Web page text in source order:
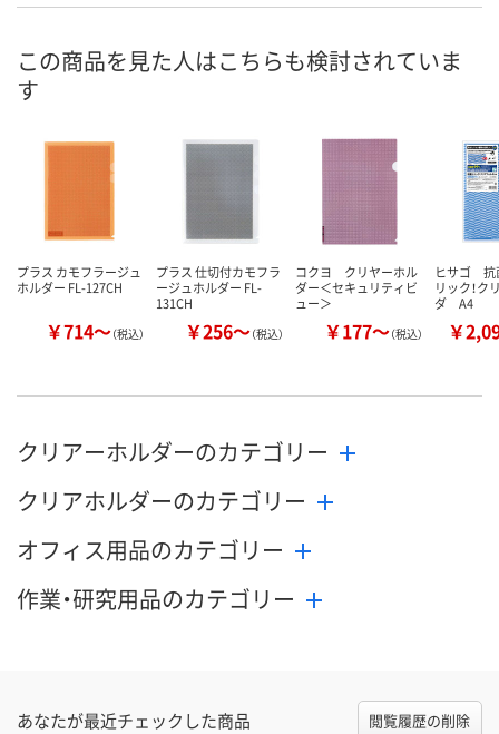
8月25日（火）まで
カゴへ カ
この商品を見た人はこちらも検討されていま
す
プラス カモフラージュ
ホルダー FL-127CH
￥714～（税込）
プラス 仕切付カモフラ
ージュホルダー FL-
131CH
￥256～（税込）
コクヨ クリヤーホル
ダー＜セキュリティビ
ュー＞
￥177～（税込）
ヒサゴ
リック！ク
ダ A4
￥
クリアーホルダーのカテゴリー
クリアホルダーのカテゴリー
オフィス用品のカテゴリー
作業・研究用品のカテゴリー
あなたが最近チェックした商品 閲覧履歴の削除